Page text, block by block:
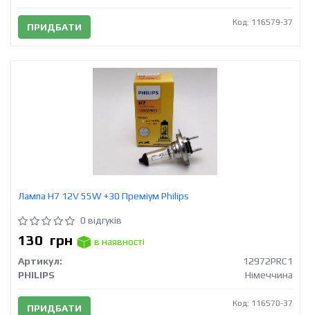
ПРИДБАТИ Код: 116579-37
Лампа H7 12V 55W +30 Преміум Philips
0 відгуків
130 грн
в наявності
Артикул:
12972PRC1
PHILIPS
Німеччина
ПРИДБАТИ Код: 116570-37